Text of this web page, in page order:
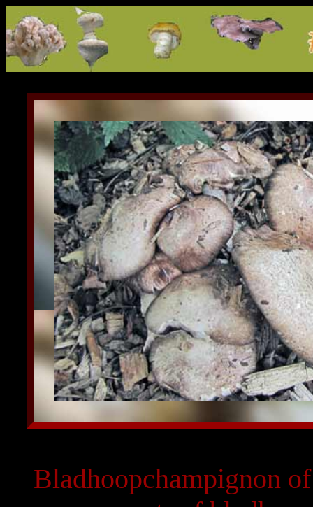
Bladhoopchampignon